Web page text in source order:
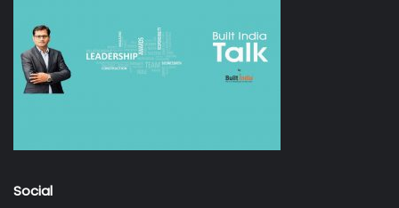
Social